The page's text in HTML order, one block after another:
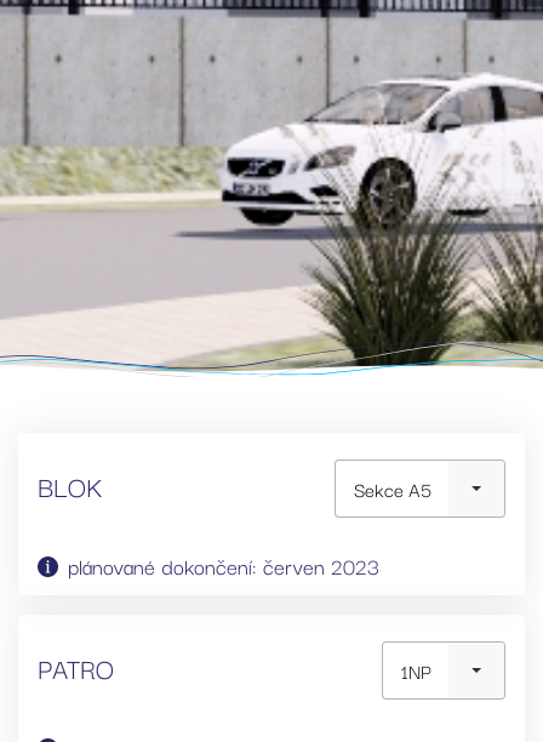
BLOK Sekce A5
plánované dokončení: červen 2023
PATRO 1NP